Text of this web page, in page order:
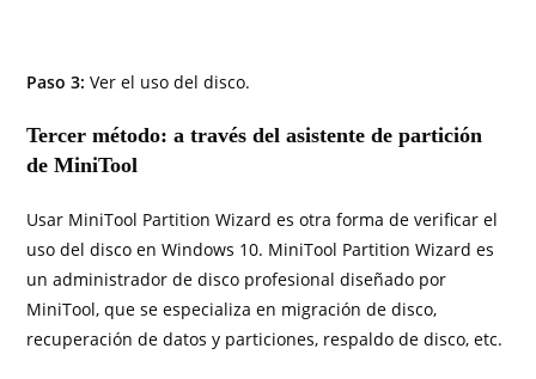
Paso 3: Ver el uso del disco.
Tercer método: a través del asistente de partición
de MiniTool
Usar MiniTool Partition Wizard es otra forma de verificar el
uso del disco en Windows 10. MiniTool Partition Wizard es
un administrador de disco profesional diseñado por
MiniTool, que se especializa en migración de disco,
recuperación de datos y particiones, respaldo de disco, etc.